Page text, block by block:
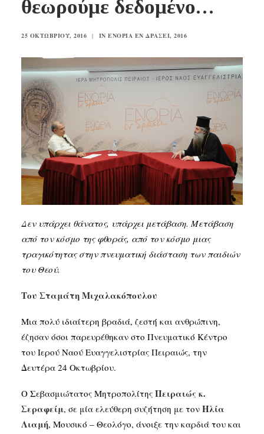
ΕΠΙΚΟΙΝΩΝΙΑ
θεωρούμε δεδομένο…
25 ΟΚΤΩΒΡΊΟΥ, 2016 | IN ΕΝΟΡΊΑ ΕΝ ΔΡΆΣΕΙ, 2016
Δεν υπάρχει θάνατος, υπάρχει μετάβαση. Μετάβαση
από τον κόσμο της φθοράς, από τον κόσμο μιας
τραγικότητας στην πνευματική διάσταση των παιδιών
του Θεού.
Του Σταμάτη Μιχαλακόπουλου
Μια πολύ ιδιαίτερη βραδιά, ζεστή και ανθρώπινη,
έζησαν όσοι παρευρέθηκαν στο Πνευματικό Κέντρο
του Ιερού Ναού Ευαγγελιστρίας Πειραιώς, την
Δευτέρα 24 Οκτωβρίου.
Ο Σεβασμιώτατος Μητροπολίτης Πειραιώς κ.
Σεραφείμ, σε μία ελεύθερη συζήτηση με τον Ηλία
Λιαμή, Μουσικό – Θεολόγο, άνοιξε την καρδιά του και